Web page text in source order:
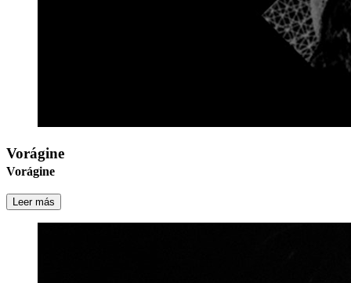
Vorágine
Vorágine
Leer más